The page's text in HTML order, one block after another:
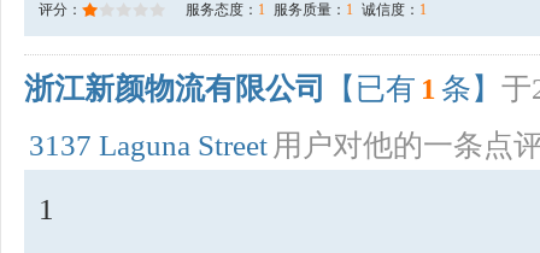
评分： 服务态度： 1 服务质量： 1 诚信度： 1
浙江新颜物流有限公司 【已有 1 条】 于
3137 Laguna Street 用户对他的一条点
1